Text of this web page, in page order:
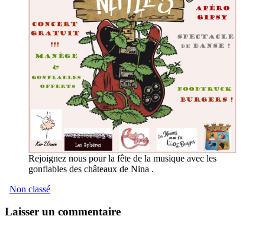
Rejoignez nous pour la fête de la musique avec les
gonflables des châteaux de Nina .
Non classé
Laisser un commentaire